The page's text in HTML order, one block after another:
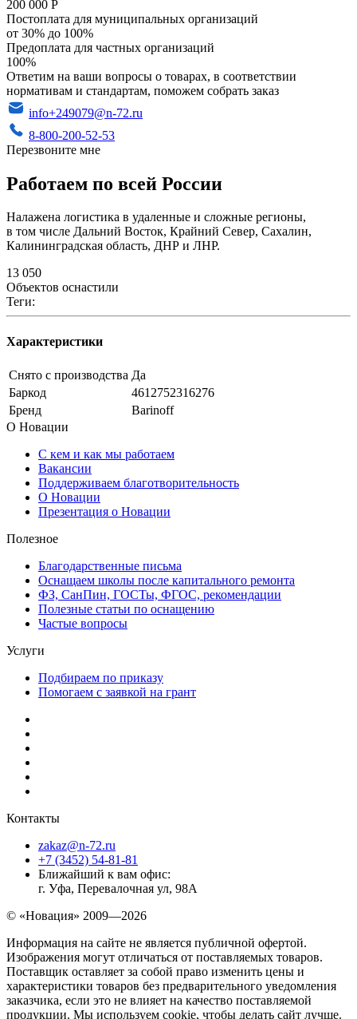
200 000 Р
Постоплата для муниципальных организаций
от 30% до 100%
Предоплата для частных организаций
100%
Ответим на ваши вопросы о товарах, в соответствии
нормативам и стандартам, поможем собрать заказ
info+249079@n-72.ru
8-800-200-52-53
Перезвоните мне
Работаем по всей России
Налажена логистика в удаленные и сложные регионы,
в том числе Дальний Восток, Крайний Север, Сахалин,
Калининградская область, ДНР и ЛНР.
13 050
Объектов оснастили
Теги:
Характеристики
Снято с производства Да
Баркод
4612752316276
Бренд
Barinoff
О Новации
С кем и как мы работаем
Вакансии
Поддерживаем благотворительность
О Новации
Презентация о Новации
Полезное
Благодарственные письма
Оснащаем школы после капитального ремонта
ФЗ, СанПин, ГОСТы, ФГОС, рекомендации
Полезные статьи по оснащению
Частые вопросы
Услуги
Подбираем по приказу
Помогаем с заявкой на грант
Контакты
zakaz@n-72.ru
+7 (3452) 54-81-81
Ближайший к вам офис:
г. Уфа, Перевалочная ул, 98А
© «Новация» 2009—2026
Информация на сайте не является публичной офертой.
Изображения могут отличаться от поставляемых товаров.
Поставщик оставляет за собой право изменить цены и
характеристики товаров без предварительного уведомления
заказчика, если это не влияет на качество поставляемой
продукции. Мы используем cookie, чтобы делать сайт лучше.